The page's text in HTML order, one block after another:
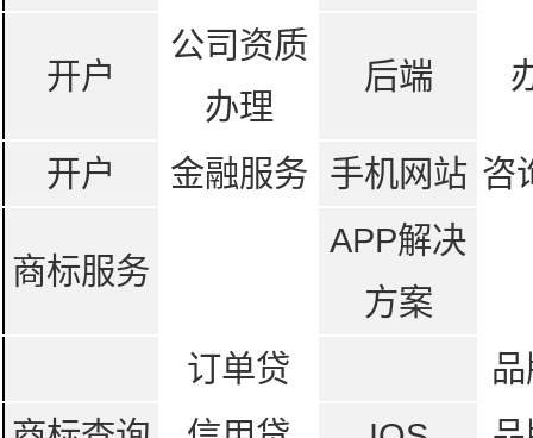
开户
公司资质
办理
后端
开户 金融服务 手机网站 咨
商标服务
APP解决
方案
订单贷